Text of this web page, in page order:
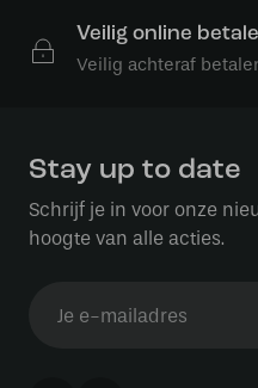
Veilig online
Veilig achteraf
Stay up to date
Schrijf je in voor onze
hoogte van alle acties.